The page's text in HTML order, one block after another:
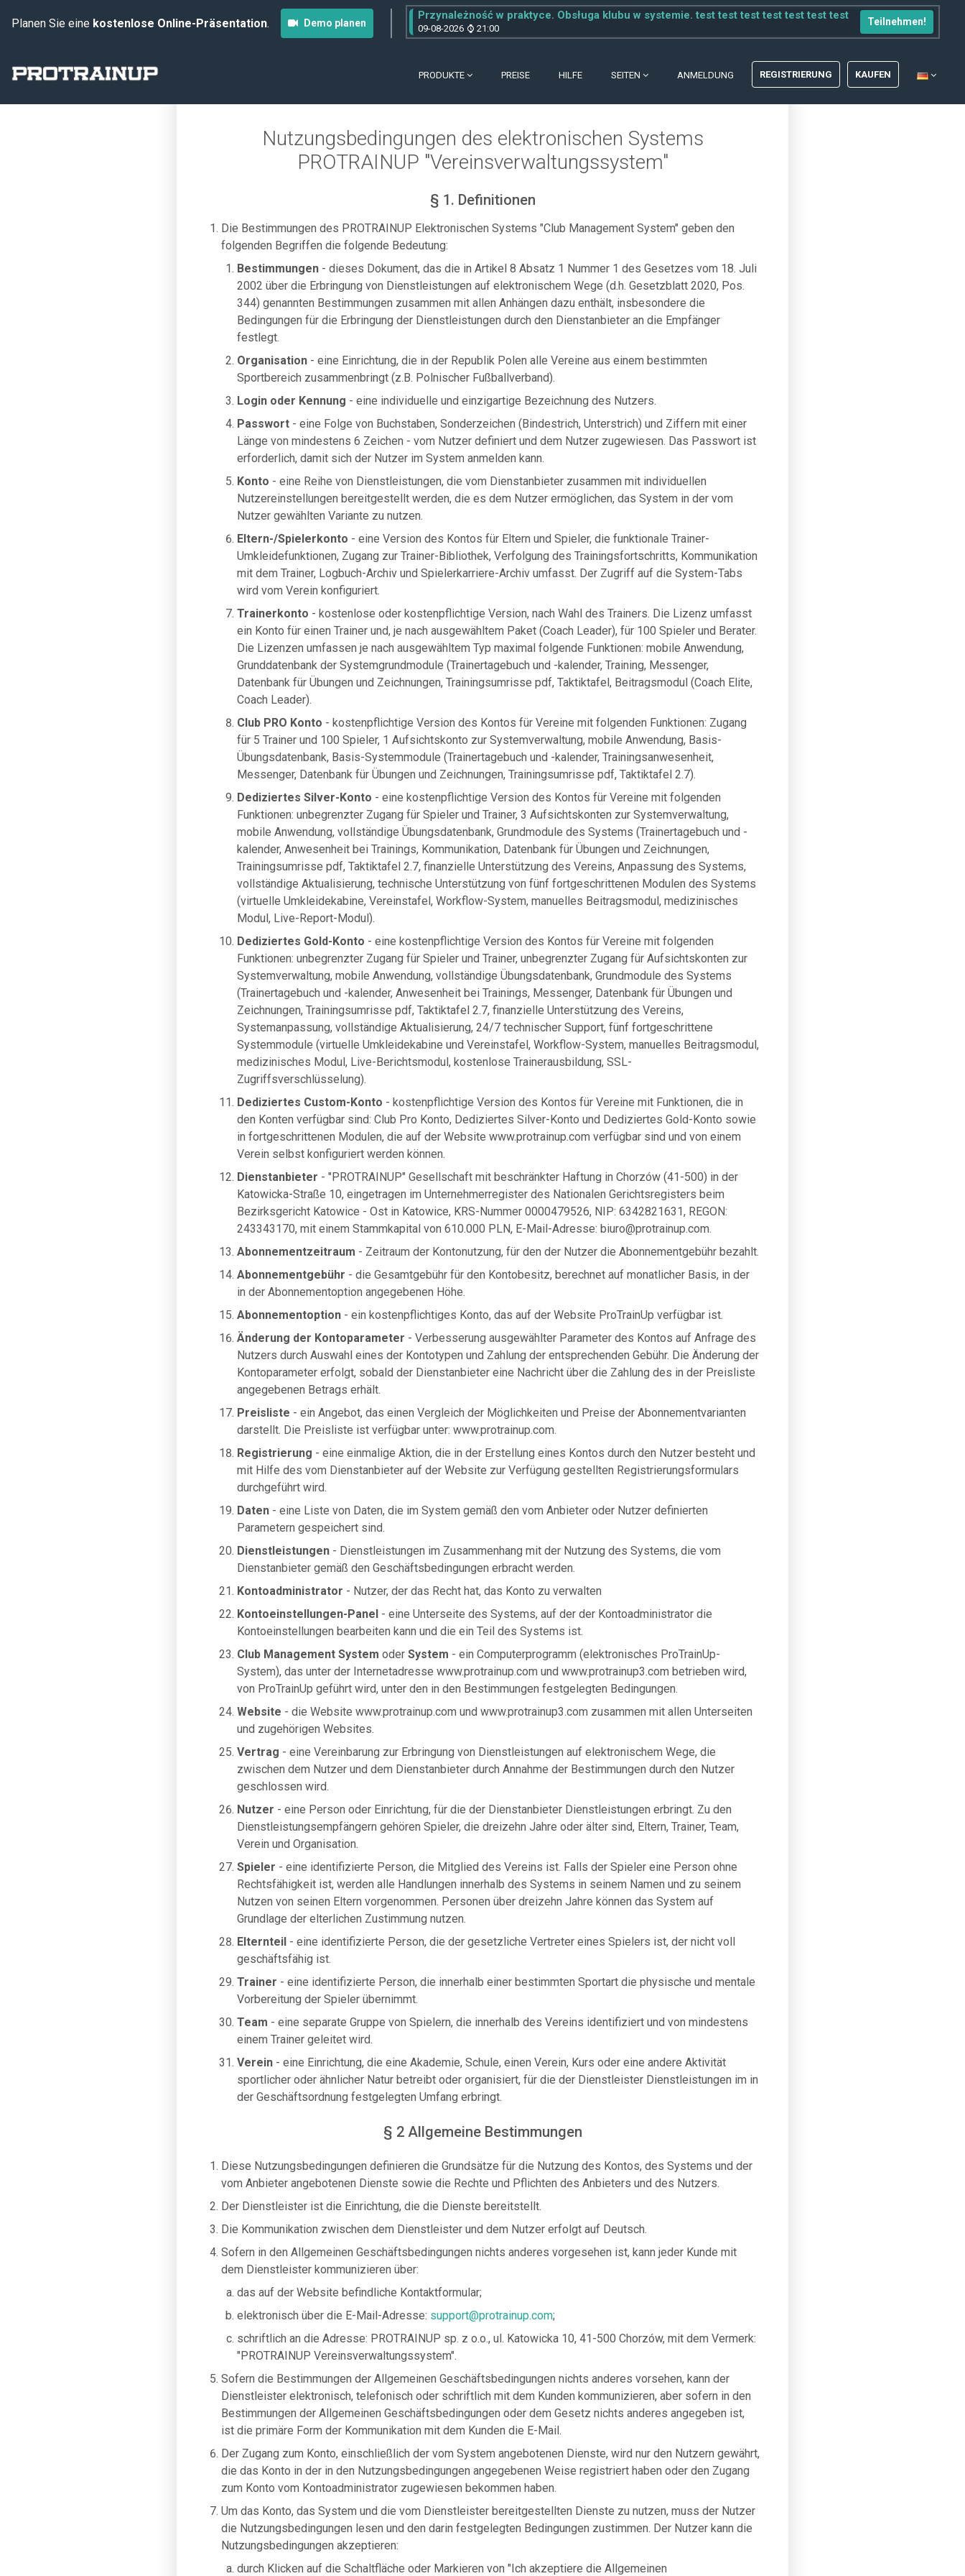
Planen Sie eine kostenlose Online-Präsentation. Demo planen
Przynależność w praktyce. Obsługa klubu w systemie. test test test test test test test
09-08-2026 21:00
Teilnehmen!
PRODUKTE PREISE HILFE SEITEN ANMELDUNG REGISTRIERUNG KAUFEN
Nutzungsbedingungen des elektronischen Systems
PROTRAINUP "Vereinsverwaltungssystem"
§ 1. Definitionen
Die Bestimmungen des PROTRAINUP Elektronischen Systems "Club Management System" geben den
folgenden Begriffen die folgende Bedeutung:
Bestimmungen- dieses Dokument, das die in Artikel 8 Absatz 1 Nummer 1 des Gesetzes vom 18. Juli
2002 über die Erbringung von Dienstleistungen auf elektronischem Wege (d.h. Gesetzblatt 2020, Pos.
344) genannten Bestimmungen zusammen mit allen Anhängen dazu enthält, insbesondere die
Bedingungen für die Erbringung der Dienstleistungen durch den Dienstanbieter an die Empfänger
festlegt.
Organisation- eine Einrichtung, die in der Republik Polen alle Vereine aus einem bestimmten
Sportbereich zusammenbringt (z.B. Polnischer Fußballverband).
Login oder Kennung - eine individuelle und einzigartige Bezeichnung des Nutzers.
Passwort- eine Folge von Buchstaben, Sonderzeichen (Bindestrich, Unterstrich) und Ziffern mit einer
Länge von mindestens 6 Zeichen - vom Nutzer definiert und dem Nutzer zugewiesen. Das Passwort ist
erforderlich, damit sich der Nutzer im System anmelden kann.
Konto - eine Reihe von Dienstleistungen, die vom Dienstanbieter zusammen mit individuellen
Nutzereinstellungen bereitgestellt werden, die es dem Nutzer ermöglichen, das System in der vom
Nutzer gewählten Variante zu nutzen.
Eltern-/Spielerkonto - eine Version des Kontos für Eltern und Spieler, die funktionale Trainer-
Umkleidefunktionen, Zugang zur Trainer-Bibliothek, Verfolgung des Trainingsfortschritts, Kommunikation
mit dem Trainer, Logbuch-Archiv und Spielerkarriere-Archiv umfasst. Der Zugriff auf die System-Tabs
wird vom Verein konfiguriert.
Trainerkonto - kostenlose oder kostenpflichtige Version, nach Wahl des Trainers. Die Lizenz umfasst
ein Konto für einen Trainer und, je nach ausgewähltem Paket (Coach Leader), für 100 Spieler und Berater.
Die Lizenzen umfassen je nach ausgewähltem Typ maximal folgende Funktionen: mobile Anwendung,
Grunddatenbank der Systemgrundmodule (Trainertagebuch und -kalender, Training, Messenger,
Datenbank für Übungen und Zeichnungen, Trainingsumrisse pdf, Taktiktafel, Beitragsmodul (Coach Elite,
Coach Leader).
Club PRO Konto - kostenpflichtige Version des Kontos für Vereine mit folgenden Funktionen: Zugang
für 5 Trainer und 100 Spieler, 1 Aufsichtskonto zur Systemverwaltung, mobile Anwendung, Basis-
Übungsdatenbank, Basis-Systemmodule (Trainertagebuch und -kalender, Trainingsanwesenheit,
Messenger, Datenbank für Übungen und Zeichnungen, Trainingsumrisse pdf, Taktiktafel 2.7).
Dediziertes Silver-Konto - eine kostenpflichtige Version des Kontos für Vereine mit folgenden
Funktionen: unbegrenzter Zugang für Spieler und Trainer, 3 Aufsichtskonten zur Systemverwaltung,
mobile Anwendung, vollständige Übungsdatenbank, Grundmodule des Systems (Trainertagebuch und -
kalender, Anwesenheit bei Trainings, Kommunikation, Datenbank für Übungen und Zeichnungen,
Trainingsumrisse pdf, Taktiktafel 2.7, finanzielle Unterstützung des Vereins, Anpassung des Systems,
vollständige Aktualisierung, technische Unterstützung von fünf fortgeschrittenen Modulen des Systems
(virtuelle Umkleidekabine, Vereinstafel, Workflow-System, manuelles Beitragsmodul, medizinisches
Modul, Live-Report-Modul).
Dediziertes Gold-Konto - eine kostenpflichtige Version des Kontos für Vereine mit folgenden
Funktionen: unbegrenzter Zugang für Spieler und Trainer, unbegrenzter Zugang für Aufsichtskonten zur
Systemverwaltung, mobile Anwendung, vollständige Übungsdatenbank, Grundmodule des Systems
(Trainertagebuch und -kalender, Anwesenheit bei Trainings, Messenger, Datenbank für Übungen und
Zeichnungen, Trainingsumrisse pdf, Taktiktafel 2.7, finanzielle Unterstützung des Vereins,
Systemanpassung, vollständige Aktualisierung, 24/7 technischer Support, fünf fortgeschrittene
Systemmodule (virtuelle Umkleidekabine und Vereinstafel, Workflow-System, manuelles Beitragsmodul,
medizinisches Modul, Live-Berichtsmodul, kostenlose Trainerausbildung, SSL-
Zugriffsverschlüsselung).
Dediziertes Custom-Konto - kostenpflichtige Version des Kontos für Vereine mit Funktionen, die in
den Konten verfügbar sind: Club Pro Konto, Dediziertes Silver-Konto und Dediziertes Gold-Konto sowie
in fortgeschrittenen Modulen, die auf der Website www.protrainup.com verfügbar sind und von einem
Verein selbst konfiguriert werden können.
Dienstanbieter - "PROTRAINUP" Gesellschaft mit beschränkter Haftung in Chorzów (41-500) in der
Katowicka-Straße 10, eingetragen im Unternehmerregister des Nationalen Gerichtsregisters beim
Bezirksgericht Katowice - Ost in Katowice, KRS-Nummer 0000479526, NIP: 6342821631, REGON:
243343170, mit einem Stammkapital von 610.000 PLN, E-Mail-Adresse: biuro@protrainup.com.
Abonnementzeitraum - Zeitraum der Kontonutzung, für den der Nutzer die Abonnementgebühr bezahlt.
Abonnementgebühr - die Gesamtgebühr für den Kontobesitz, berechnet auf monatlicher Basis, in der
in der Abonnementoption angegebenen Höhe.
Abonnementoption- ein kostenpflichtiges Konto, das auf der Website ProTrainUp verfügbar ist.
Änderung der Kontoparameter - Verbesserung ausgewählter Parameter des Kontos auf Anfrage des
Nutzers durch Auswahl eines der Kontotypen und Zahlung der entsprechenden Gebühr. Die Änderung der
Kontoparameter erfolgt, sobald der Dienstanbieter eine Nachricht über die Zahlung des in der Preisliste
angegebenen Betrags erhält.
Preisliste - ein Angebot, das einen Vergleich der Möglichkeiten und Preise der Abonnementvarianten
darstellt. Die Preisliste ist verfügbar unter: www.protrainup.com.
Registrierung - eine einmalige Aktion, die in der Erstellung eines Kontos durch den Nutzer besteht und
mit Hilfe des vom Dienstanbieter auf der Website zur Verfügung gestellten Registrierungsformulars
durchgeführt wird.
Daten- eine Liste von Daten, die im System gemäß den vom Anbieter oder Nutzer definierten
Parametern gespeichert sind.
Dienstleistungen- Dienstleistungen im Zusammenhang mit der Nutzung des Systems, die vom
Dienstanbieter gemäß den Geschäftsbedingungen erbracht werden.
Kontoadministrator - Nutzer, der das Recht hat, das Konto zu verwalten
Kontoeinstellungen-Panel- eine Unterseite des Systems, auf der der Kontoadministrator die
Kontoeinstellungen bearbeiten kann und die ein Teil des Systems ist.
Club Management System oder System - ein Computerprogramm (elektronisches ProTrainUp-
System), das unter der Internetadresse www.protrainup.com und www.protrainup3.com betrieben wird,
von ProTrainUp geführt wird, unter den in den Bestimmungen festgelegten Bedingungen.
Website - die Website www.protrainup.com und www.protrainup3.com zusammen mit allen Unterseiten
und zugehörigen Websites.
Vertrag - eine Vereinbarung zur Erbringung von Dienstleistungen auf elektronischem Wege, die
zwischen dem Nutzer und dem Dienstanbieter durch Annahme der Bestimmungen durch den Nutzer
geschlossen wird.
Nutzer - eine Person oder Einrichtung, für die der Dienstanbieter Dienstleistungen erbringt. Zu den
Dienstleistungsempfängern gehören Spieler, die dreizehn Jahre oder älter sind, Eltern, Trainer, Team,
Verein und Organisation.
Spieler - eine identifizierte Person, die Mitglied des Vereins ist. Falls der Spieler eine Person ohne
Rechtsfähigkeit ist, werden alle Handlungen innerhalb des Systems in seinem Namen und zu seinem
Nutzen von seinen Eltern vorgenommen. Personen über dreizehn Jahre können das System auf
Grundlage der elterlichen Zustimmung nutzen.
Elternteil- eine identifizierte Person, die der gesetzliche Vertreter eines Spielers ist, der nicht voll
geschäftsfähig ist.
Trainer - eine identifizierte Person, die innerhalb einer bestimmten Sportart die physische und mentale
Vorbereitung der Spieler übernimmt.
Team - eine separate Gruppe von Spielern, die innerhalb des Vereins identifiziert und von mindestens
einem Trainer geleitet wird.
Verein- eine Einrichtung, die eine Akademie, Schule, einen Verein, Kurs oder eine andere Aktivität
sportlicher oder ähnlicher Natur betreibt oder organisiert, für die der Dienstleister Dienstleistungen im in
der Geschäftsordnung festgelegten Umfang erbringt.
§ 2 Allgemeine Bestimmungen
Diese Nutzungsbedingungen definieren die Grundsätze für die Nutzung des Kontos, des Systems und der
vom Anbieter angebotenen Dienste sowie die Rechte und Pflichten des Anbieters und des Nutzers.
Der Dienstleister ist die Einrichtung, die die Dienste bereitstellt.
Die Kommunikation zwischen dem Dienstleister und dem Nutzer erfolgt auf Deutsch.
Sofern in den Allgemeinen Geschäftsbedingungen nichts anderes vorgesehen ist, kann jeder Kunde mit
dem Dienstleister kommunizieren über:
das auf der Website befindliche Kontaktformular;
elektronisch über die E-Mail-Adresse: support@protrainup.com;
schriftlich an die Adresse: PROTRAINUP sp. z o.o., ul. Katowicka 10, 41-500 Chorzów, mit dem Vermerk:
"PROTRAINUP Vereinsverwaltungssystem".
Sofern die Bestimmungen der Allgemeinen Geschäftsbedingungen nichts anderes vorsehen, kann der
Dienstleister elektronisch, telefonisch oder schriftlich mit dem Kunden kommunizieren, aber sofern in den
Bestimmungen der Allgemeinen Geschäftsbedingungen oder dem Gesetz nichts anderes angegeben ist,
ist die primäre Form der Kommunikation mit dem Kunden die E-Mail.
Der Zugang zum Konto, einschließlich der vom System angebotenen Dienste, wird nur den Nutzern gewährt,
die das Konto in der in den Nutzungsbedingungen angegebenen Weise registriert haben oder den Zugang
zum Konto vom Kontoadministrator zugewiesen bekommen haben.
Um das Konto, das System und die vom Dienstleister bereitgestellten Dienste zu nutzen, muss der Nutzer
die Nutzungsbedingungen lesen und den darin festgelegten Bedingungen zustimmen. Der Nutzer kann die
Nutzungsbedingungen akzeptieren:
durch Klicken auf die Schaltfläche oder Markieren von "Ich akzeptiere die Allgemeinen